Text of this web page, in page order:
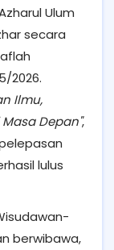
Ulum
secara
2026.
Ilmu,
Depan",
lulus
berwibawa,